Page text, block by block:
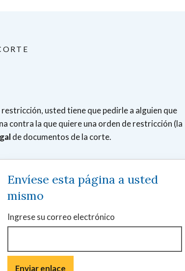
usted tiene que pedirle a alguien que
contra la que quiere una orden de restricción (la
de documentos de la corte.
Envíese esta página a usted
mismo
Ingrese su correo electrónico